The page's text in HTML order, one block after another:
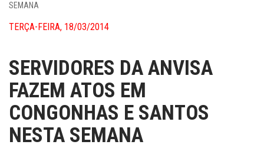
SEMANA
TERÇA-FEIRA, 18/03/2014
SERVIDORES DA ANVISA
FAZEM ATOS EM
CONGONHAS E SANTOS
NESTA SEMANA